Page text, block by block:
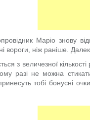
Маріо знову
вороги, ніж раніше.
з величезної
разі не можна
тобі бонусні